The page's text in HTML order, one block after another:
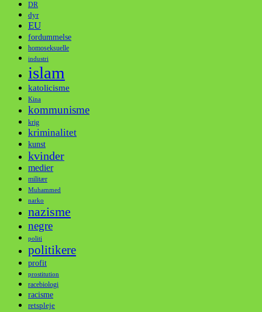
DR
dyr
EU
fordummelse
homoseksuelle
industri
islam
katolicisme
Kina
kommunisme
krig
kriminalitet
kunst
kvinder
medier
militær
Muhammed
narko
nazisme
negre
politi
politikere
profit
prostitution
racebiologi
racisme
retspleje